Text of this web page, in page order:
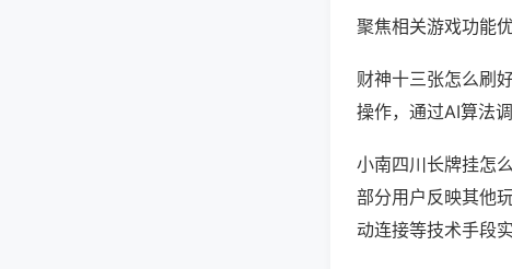
聚焦相关游戏功能
财神十三张怎么刷
操作，通过AI算法
小南四川长牌挂怎
部分用户反映其他
动连接等技术手段